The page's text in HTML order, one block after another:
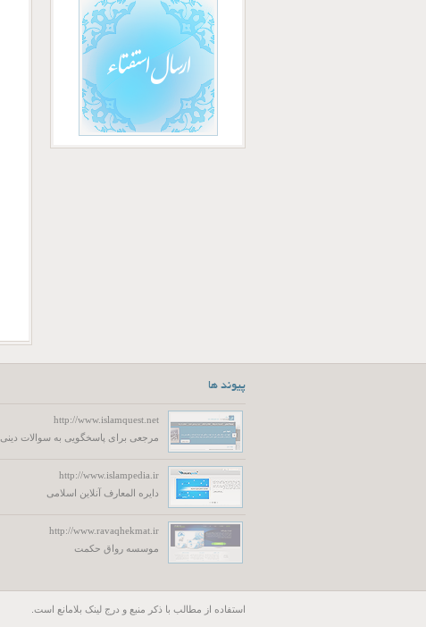
پیوند ها
http://www.islamquest.net
مرجعی برای پاسخگویی به سوالات دینی
http://www.islampedia.ir
دایره المعارف آنلاین اسلامی
http://www.ravaqhekmat.ir
موسسه رواق حکمت
استفاده از مطالب با ذكر منبع و درج لینک بلامانع است.